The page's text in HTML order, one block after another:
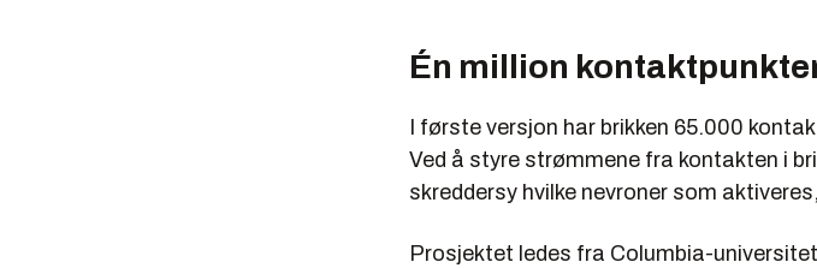
Én million
I første versjon har brikken 65.000
Ved å styre strømmene fra kontakten i
skreddersy hvilke nevroner som
Prosjektet ledes fra Columbia-